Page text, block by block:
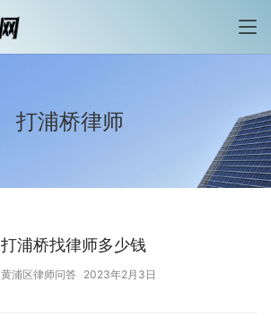
打浦桥律师
打浦桥找律师多少钱
黄浦区律师问答 2023年2月3日